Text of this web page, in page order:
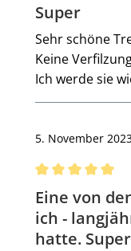
Bewertung mit
Super
Sehr schöne
Keine
Ich werde sie
5. November
Bewertung mit
Eine von
ich -
hatte.